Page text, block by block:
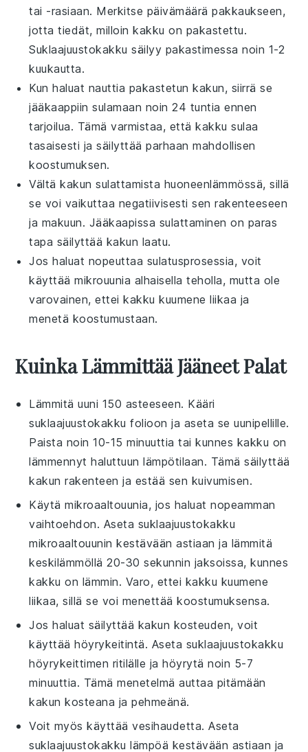
tai -rasiaan. Merkitse päivämäärä pakkaukseen,
jotta tiedät, milloin kakku on pakastettu.
Suklaajuustokakku säilyy pakastimessa noin 1-2
kuukautta.
Kun haluat nauttia pakastetun kakun, siirrä se
jääkaappiin sulamaan noin 24 tuntia ennen
tarjoilua. Tämä varmistaa, että kakku sulaa
tasaisesti ja säilyttää parhaan mahdollisen
koostumuksen.
Vältä kakun sulattamista huoneenlämmössä, sillä
se voi vaikuttaa negatiivisesti sen rakenteeseen
ja makuun. Jääkaapissa sulattaminen on paras
tapa säilyttää kakun laatu.
Jos haluat nopeuttaa sulatusprosessia, voit
käyttää mikrouunia alhaisella teholla, mutta ole
varovainen, ettei kakku kuumene liikaa ja
menetä koostumustaan.
Kuinka Lämmittää Jääneet Palat
Lämmitä uuni 150 asteeseen. Kääri
suklaajuustokakku folioon ja aseta se uunipellille.
Paista noin 10-15 minuuttia tai kunnes kakku on
lämmennyt haluttuun lämpötilaan. Tämä säilyttää
kakun rakenteen ja estää sen kuivumisen.
Käytä mikroaaltouunia, jos haluat nopeamman
vaihtoehdon. Aseta suklaajuustokakku
mikroaaltouunin kestävään astiaan ja lämmitä
keskilämmöllä 20-30 sekunnin jaksoissa, kunnes
kakku on lämmin. Varo, ettei kakku kuumene
liikaa, sillä se voi menettää koostumuksensa.
Jos haluat säilyttää kakun kosteuden, voit
käyttää höyrykeitintä. Aseta suklaajuustokakku
höyrykeittimen ritilälle ja höyrytä noin 5-7
minuuttia. Tämä menetelmä auttaa pitämään
kakun kosteana ja pehmeänä.
Voit myös käyttää vesihaudetta. Aseta
suklaajuustokakku lämpöä kestävään astiaan ja